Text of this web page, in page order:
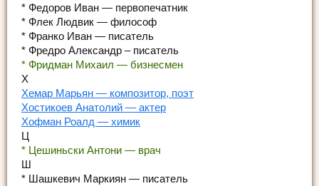
* Федоров Иван — первопечатник
* Флек Людвик — философ
* Франко Иван — писатель
* Фредро Александр – писатель
* Фридман Михаил — бизнесмен
Х
Хемар Марьян — композитор, поэт
Хостикоев Анатолий — актер
Хофман Роалд — химик
Ц
* Цешиньски Антони — врач
Ш
* Шашкевич Маркиян — писатель